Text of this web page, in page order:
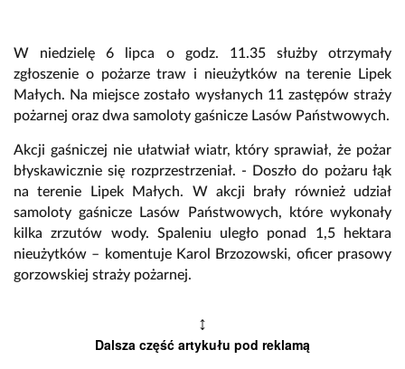
W niedzielę 6 lipca o godz. 11.35 służby otrzymały
zgłoszenie o pożarze traw i nieużytków na terenie Lipek
Małych. Na miejsce zostało wysłanych 11 zastępów straży
pożarnej oraz dwa samoloty gaśnicze Lasów Państwowych.
Akcji gaśniczej nie ułatwiał wiatr, który sprawiał, że pożar
błyskawicznie się rozprzestrzeniał. - Doszło do pożaru łąk
na terenie Lipek Małych. W akcji brały również udział
samoloty gaśnicze Lasów Państwowych, które wykonały
kilka zrzutów wody. Spaleniu uległo ponad 1,5 hektara
nieużytków – komentuje Karol Brzozowski, oficer prasowy
gorzowskiej straży pożarnej.
↕
Dalsza część artykułu pod reklamą